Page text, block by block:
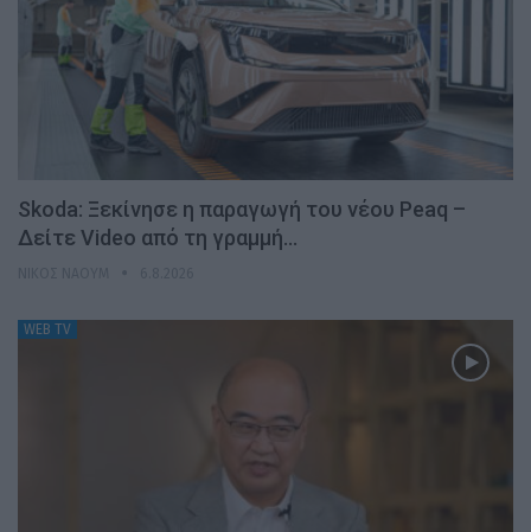
Skoda: Ξεκίνησε η παραγωγή του νέου Peaq –
Δείτε Video από τη γραμμή…
WEB TV